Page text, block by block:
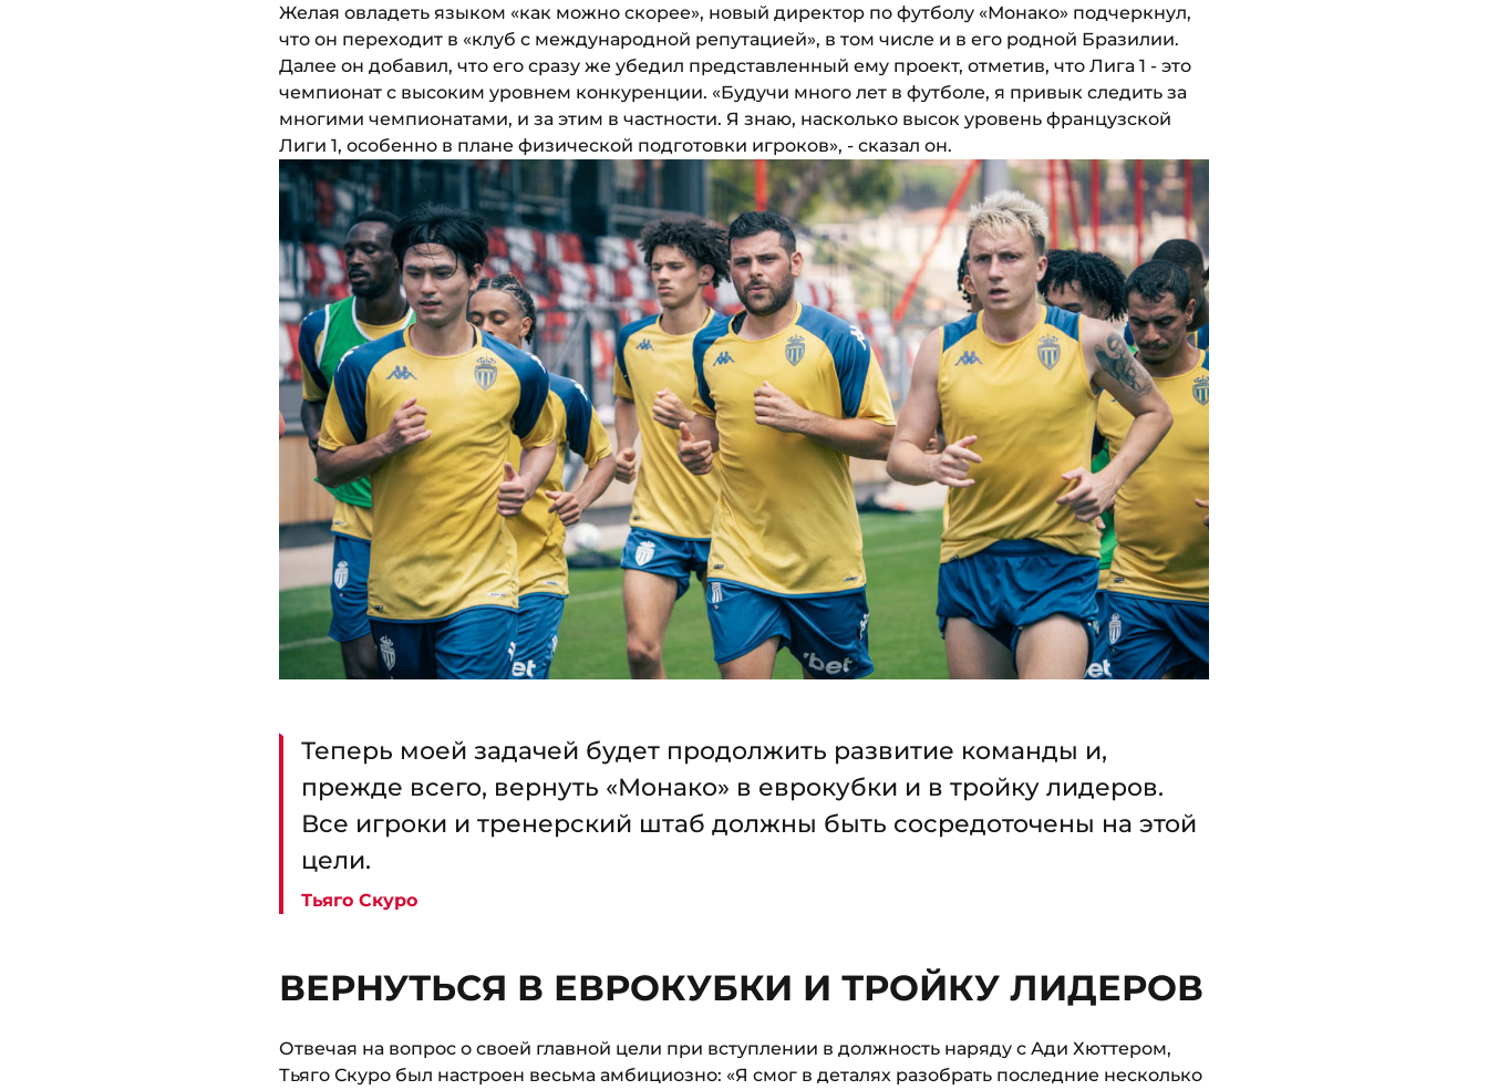
Желая овладеть языком «как можно скорее», новый директор по футболу «Монако» подчеркнул,
что он переходит в «клуб с международной репутацией», в том числе и в его родной Бразилии.
Далее он добавил, что его сразу же убедил представленный ему проект, отметив, что Лига 1 - это
чемпионат с высоким уровнем конкуренции. «Будучи много лет в футболе, я привык следить за
многими чемпионатами, и за этим в частности. Я знаю, насколько высок уровень французской
Лиги 1, особенно в плане физической подготовки игроков», - сказал он.
Теперь моей задачей будет продолжить развитие команды и,
прежде всего, вернуть «Монако» в еврокубки и в тройку лидеров.
Все игроки и тренерский штаб должны быть сосредоточены на этой
цели.
Тьяго Скуро
ВЕРНУТЬСЯ В ЕВРОКУБКИ И ТРОЙКУ ЛИДЕРОВ
Отвечая на вопрос о своей главной цели при вступлении в должность наряду с Ади Хюттером,
Тьяго Скуро был настроен весьма амбициозно: «Я смог в деталях разобрать последние несколько